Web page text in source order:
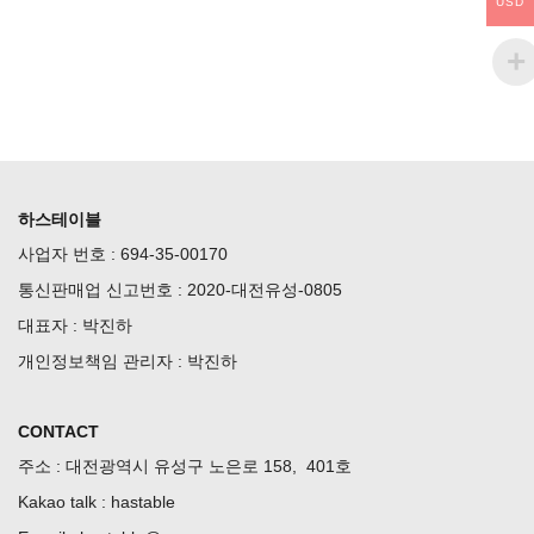
하스테이블
사업자 번호 : 694-35-00170
통신판매업 신고번호 : 2020-대전유성-0805
대표자 : 박진하
개인정보책임 관리자 : 박진하
CONTACT
주소 : 대전광역시 유성구 노은로 158, 401호
Kakao talk : hastable